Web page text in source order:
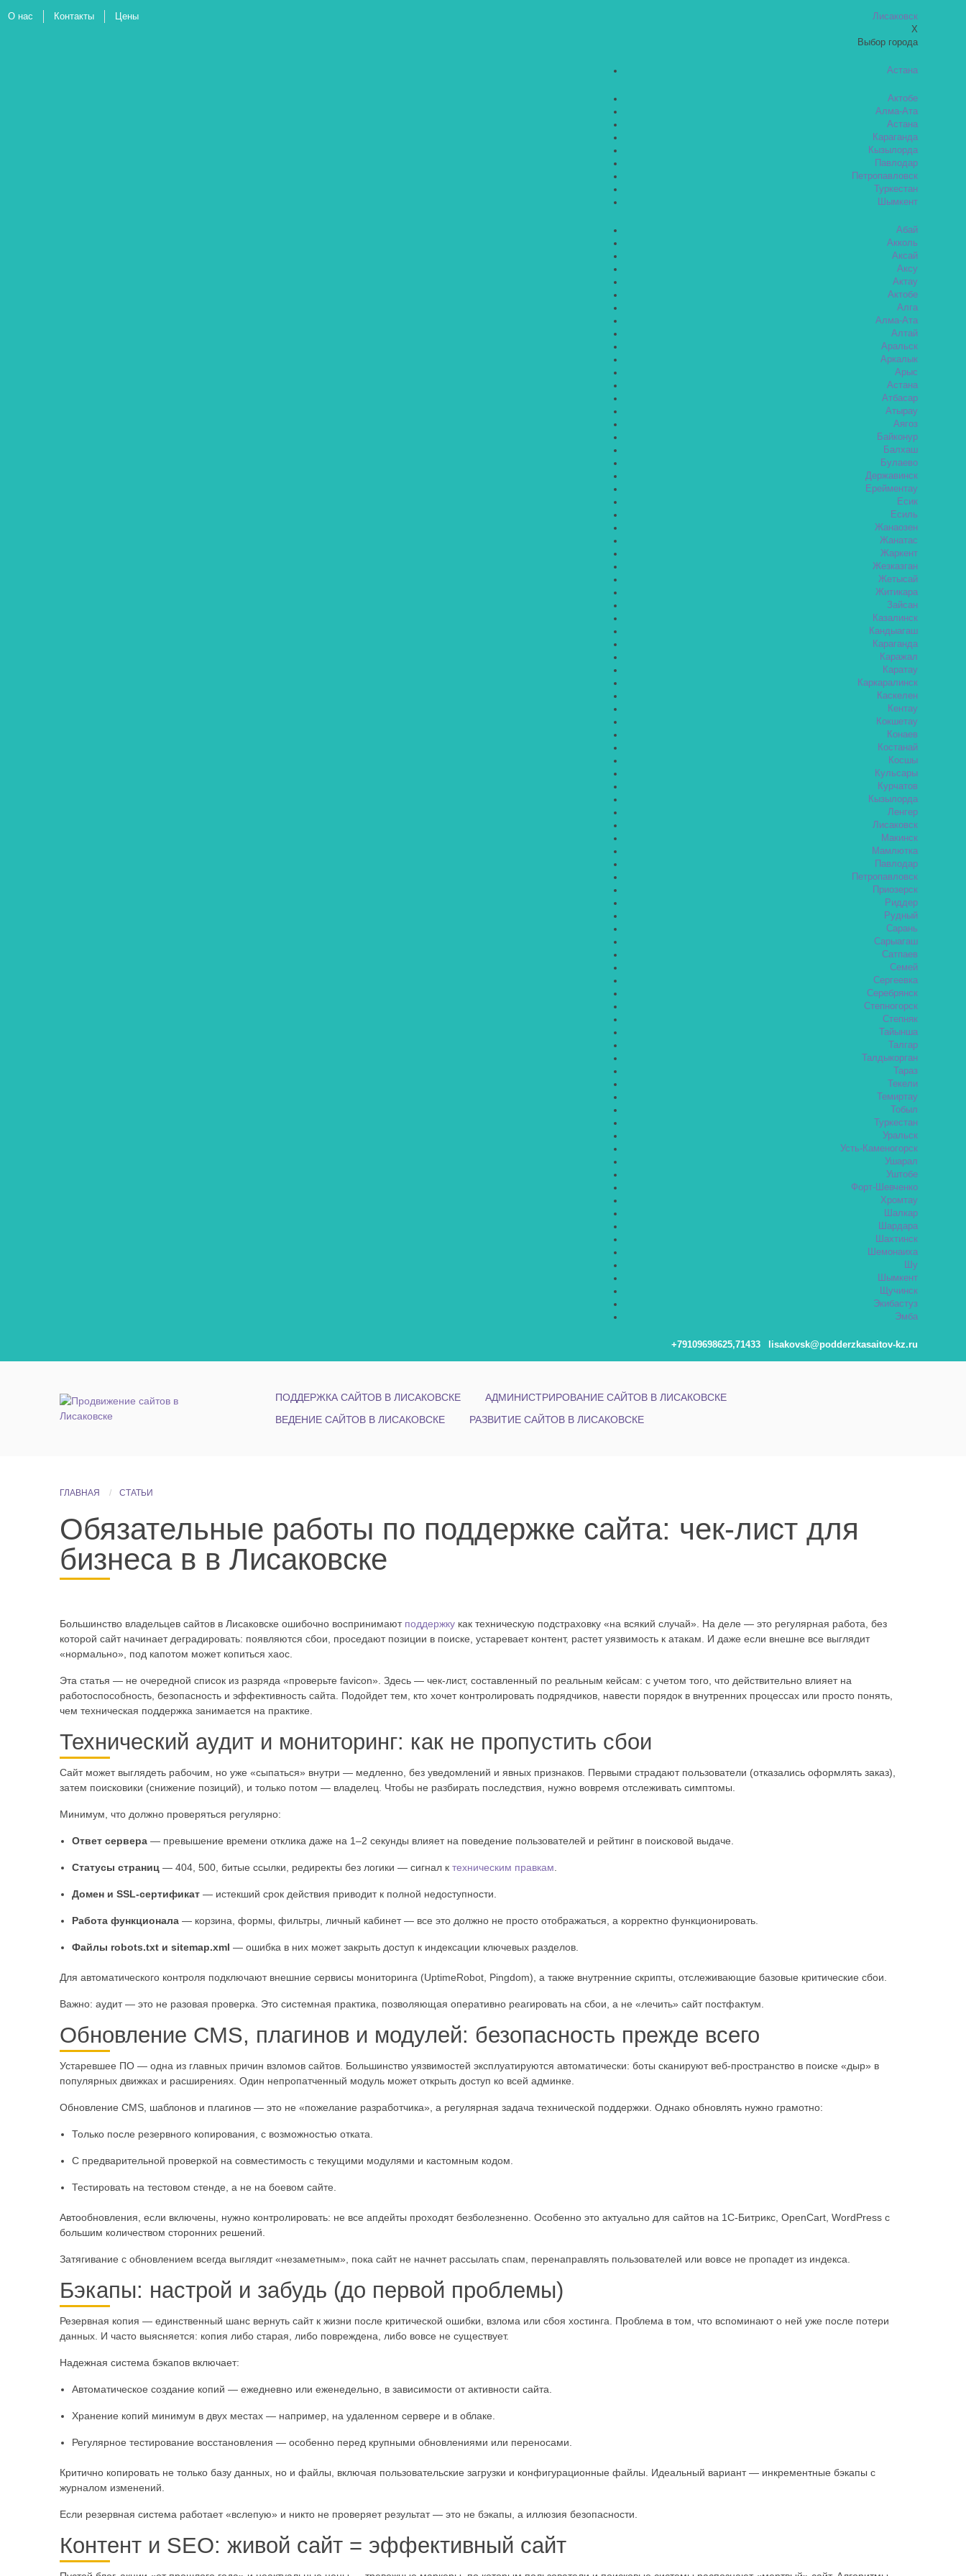
Лисаковск
X
Выбор города
Астана
Актобе
Алма-Ата
Астана
Караганда
Кызылорда
Павлодар
Петропавловск
Туркестан
Шымкент
Абай
Акколь
Аксай
Аксу
Актау
Актобе
Алга
Алма-Ата
Алтай
Аральск
Аркалык
Арыс
Астана
Атбасар
Атырау
Аягоз
Байконур
Балхаш
Булаево
Державинск
Ерейментау
Есик
Есиль
Жанаозен
Жанатас
Жаркент
Жезказган
Жетысай
Житикара
Зайсан
Казалинск
Кандыагаш
Караганда
Каражал
Каратау
Каркаралинск
Каскелен
Кентау
Кокшетау
Конаев
Костанай
Косшы
Кульсары
Курчатов
Кызылорда
Ленгер
Лисаковск
Макинск
Мамлютка
Павлодар
Петропавловск
Приозерск
Риддер
Рудный
Сарань
Сарыагаш
Сатпаев
Семей
Сергеевка
Серебрянск
Степногорск
Степняк
Тайынша
Талгар
Талдыкорган
Тараз
Текели
Темиртау
Тобыл
Туркестан
Уральск
Усть-Каменогорск
Ушарал
Уштобе
Форт-Шевченко
Хромтау
Шалкар
Шардара
Шахтинск
Шемонаиха
Шу
Шымкент
Щучинск
Экибастуз
Эмба
+79109698625,71433 lisakovsk@podderzkasaitov-kz.ru
О нас Контакты Цены
ПОДДЕРЖКА САЙТОВ В ЛИСАКОВСКЕ
АДМИНИСТРИРОВАНИЕ САЙТОВ В ЛИСАКОВСКЕ
ВЕДЕНИЕ САЙТОВ В ЛИСАКОВСКЕ
РАЗВИТИЕ САЙТОВ В ЛИСАКОВСКЕ
ГЛАВНАЯ СТАТЬИ
Обязательные работы по поддержке сайта: чек-лист для
бизнеса в в Лисаковске
Большинство владельцев сайтов в Лисаковске ошибочно воспринимают поддержкукак техническую подстраховку «на всякий случай». На деле — это регулярная работа, без
которой сайт начинает деградировать: появляются сбои, проседают позиции в поиске, устаревает контент, растет уязвимость к атакам. И даже если внешне все выглядит
«нормально», под капотом может копиться хаос.
Эта статья — не очередной список из разряда «проверьте favicon». Здесь — чек-лист, составленный по реальным кейсам: с учетом того, что действительно влияет на
работоспособность, безопасность и эффективность сайта. Подойдет тем, кто хочет контролировать подрядчиков, навести порядок в внутренних процессах или просто понять,
чем техническая поддержка занимается на практике.
Технический аудит и мониторинг: как не пропустить сбои
Сайт может выглядеть рабочим, но уже «сыпаться» внутри — медленно, без уведомлений и явных признаков. Первыми страдают пользователи (отказались оформлять заказ),
затем поисковики (снижение позиций), и только потом — владелец. Чтобы не разбирать последствия, нужно вовремя отслеживать симптомы.
Минимум, что должно проверяться регулярно:
Ответ сервера — превышение времени отклика даже на 1–2 секунды влияет на поведение пользователей и рейтинг в поисковой выдаче.
Статусы страниц — 404, 500, битые ссылки, редиректы без логики — сигнал к техническим правкам
Домен и SSL-сертификат — истекший срок действия приводит к полной недоступности.
Работа функционала — корзина, формы, фильтры, личный кабинет — все это должно не просто отображаться, а корректно функционировать.
Файлы robots.txt и sitemap.xml — ошибка в них может закрыть доступ к индексации ключевых разделов.
Для автоматического контроля подключают внешние сервисы мониторинга (UptimeRobot, Pingdom), а также внутренние скрипты, отслеживающие базовые критические сбои.
Важно: аудит — это не разовая проверка. Это системная практика, позволяющая оперативно реагировать на сбои, а не «лечить» сайт постфактум.
Обновление CMS, плагинов и модулей: безопасность прежде всего
Устаревшее ПО — одна из главных причин взломов сайтов. Большинство уязвимостей эксплуатируются автоматически: боты сканируют веб-пространство в поиске «дыр» в
популярных движках и расширениях. Один непропатченный модуль может открыть доступ ко всей админке.
Обновление CMS, шаблонов и плагинов — это не «пожелание разработчика», а регулярная задача технической поддержки. Однако обновлять нужно грамотно:
Только после резервного копирования, с возможностью отката.
С предварительной проверкой на совместимость с текущими модулями и кастомным кодом.
Тестировать на тестовом стенде, а не на боевом сайте.
Автообновления, если включены, нужно контролировать: не все апдейты проходят безболезненно. Особенно это актуально для сайтов на 1С-Битрикс, OpenCart, WordPress с
большим количеством сторонних решений.
Затягивание с обновлением всегда выглядит «незаметным», пока сайт не начнет рассылать спам, перенаправлять пользователей или вовсе не пропадет из индекса.
Бэкапы: настрой и забудь (до первой проблемы)
Резервная копия — единственный шанс вернуть сайт к жизни после критической ошибки, взлома или сбоя хостинга. Проблема в том, что вспоминают о ней уже после потери
данных. И часто выясняется: копия либо старая, либо повреждена, либо вовсе не существует.
Надежная система бэкапов включает:
Автоматическое создание копий — ежедневно или еженедельно, в зависимости от активности сайта.
Хранение копий минимум в двух местах — например, на удаленном сервере и в облаке.
Регулярное тестирование восстановления — особенно перед крупными обновлениями или переносами.
Критично копировать не только базу данных, но и файлы, включая пользовательские загрузки и конфигурационные файлы. Идеальный вариант — инкрементные бэкапы с
журналом изменений.
Если резервная система работает «вслепую» и никто не проверяет результат — это не бэкапы, а иллюзия безопасности.
Контент и SEO: живой сайт = эффективный сайт